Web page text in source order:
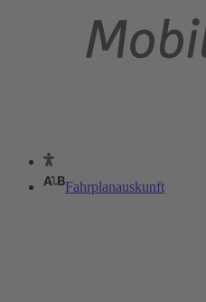
Fahrplanauskunft